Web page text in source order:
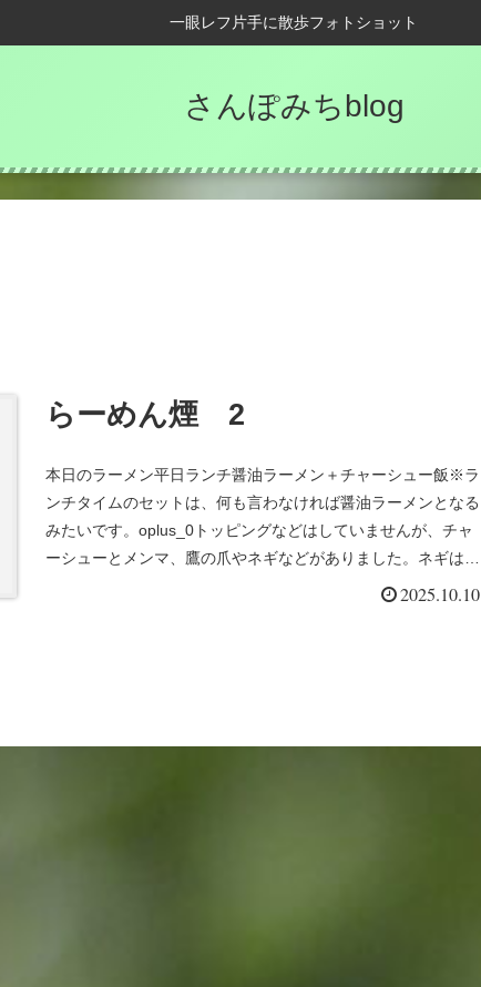
一眼レフ片手に散歩フォトショット
さんぽみちblog
らーめん煙 2
本日のラーメン平日ランチ醤油ラーメン＋チャーシュー飯※ラ
ンチタイムのセットは、何も言わなければ醤油ラーメンとなる
みたいです。oplus_0トッピングなどはしていませんが、チャ
ーシューとメンマ、鷹の爪やネギなどがありました。ネギは、
2025.10.10